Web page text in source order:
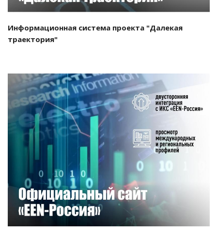
Информационная система проекта "Далекая
траектория"
Смотреть проект